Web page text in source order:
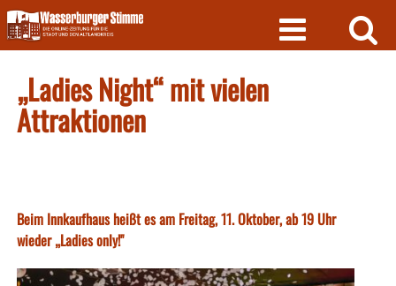
Skip
to
content
„Ladies Night“ mit vielen
Attraktionen
Beim Innkaufhaus heißt es am Freitag, 11. Oktober, ab 19 Uhr
wieder „Ladies only!"